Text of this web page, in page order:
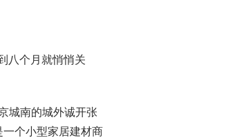
八个月就悄悄关
城南的城外诚开张
个小型家居建材商